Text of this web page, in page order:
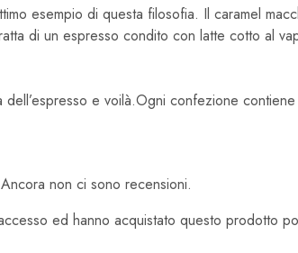
esempio di questa filosofia. Il caramel
di un espresso condito con latte cotto al
e voilà.Ogni confezione
Ancora non ci sono recensioni.
ed hanno acquistato questo prodotto